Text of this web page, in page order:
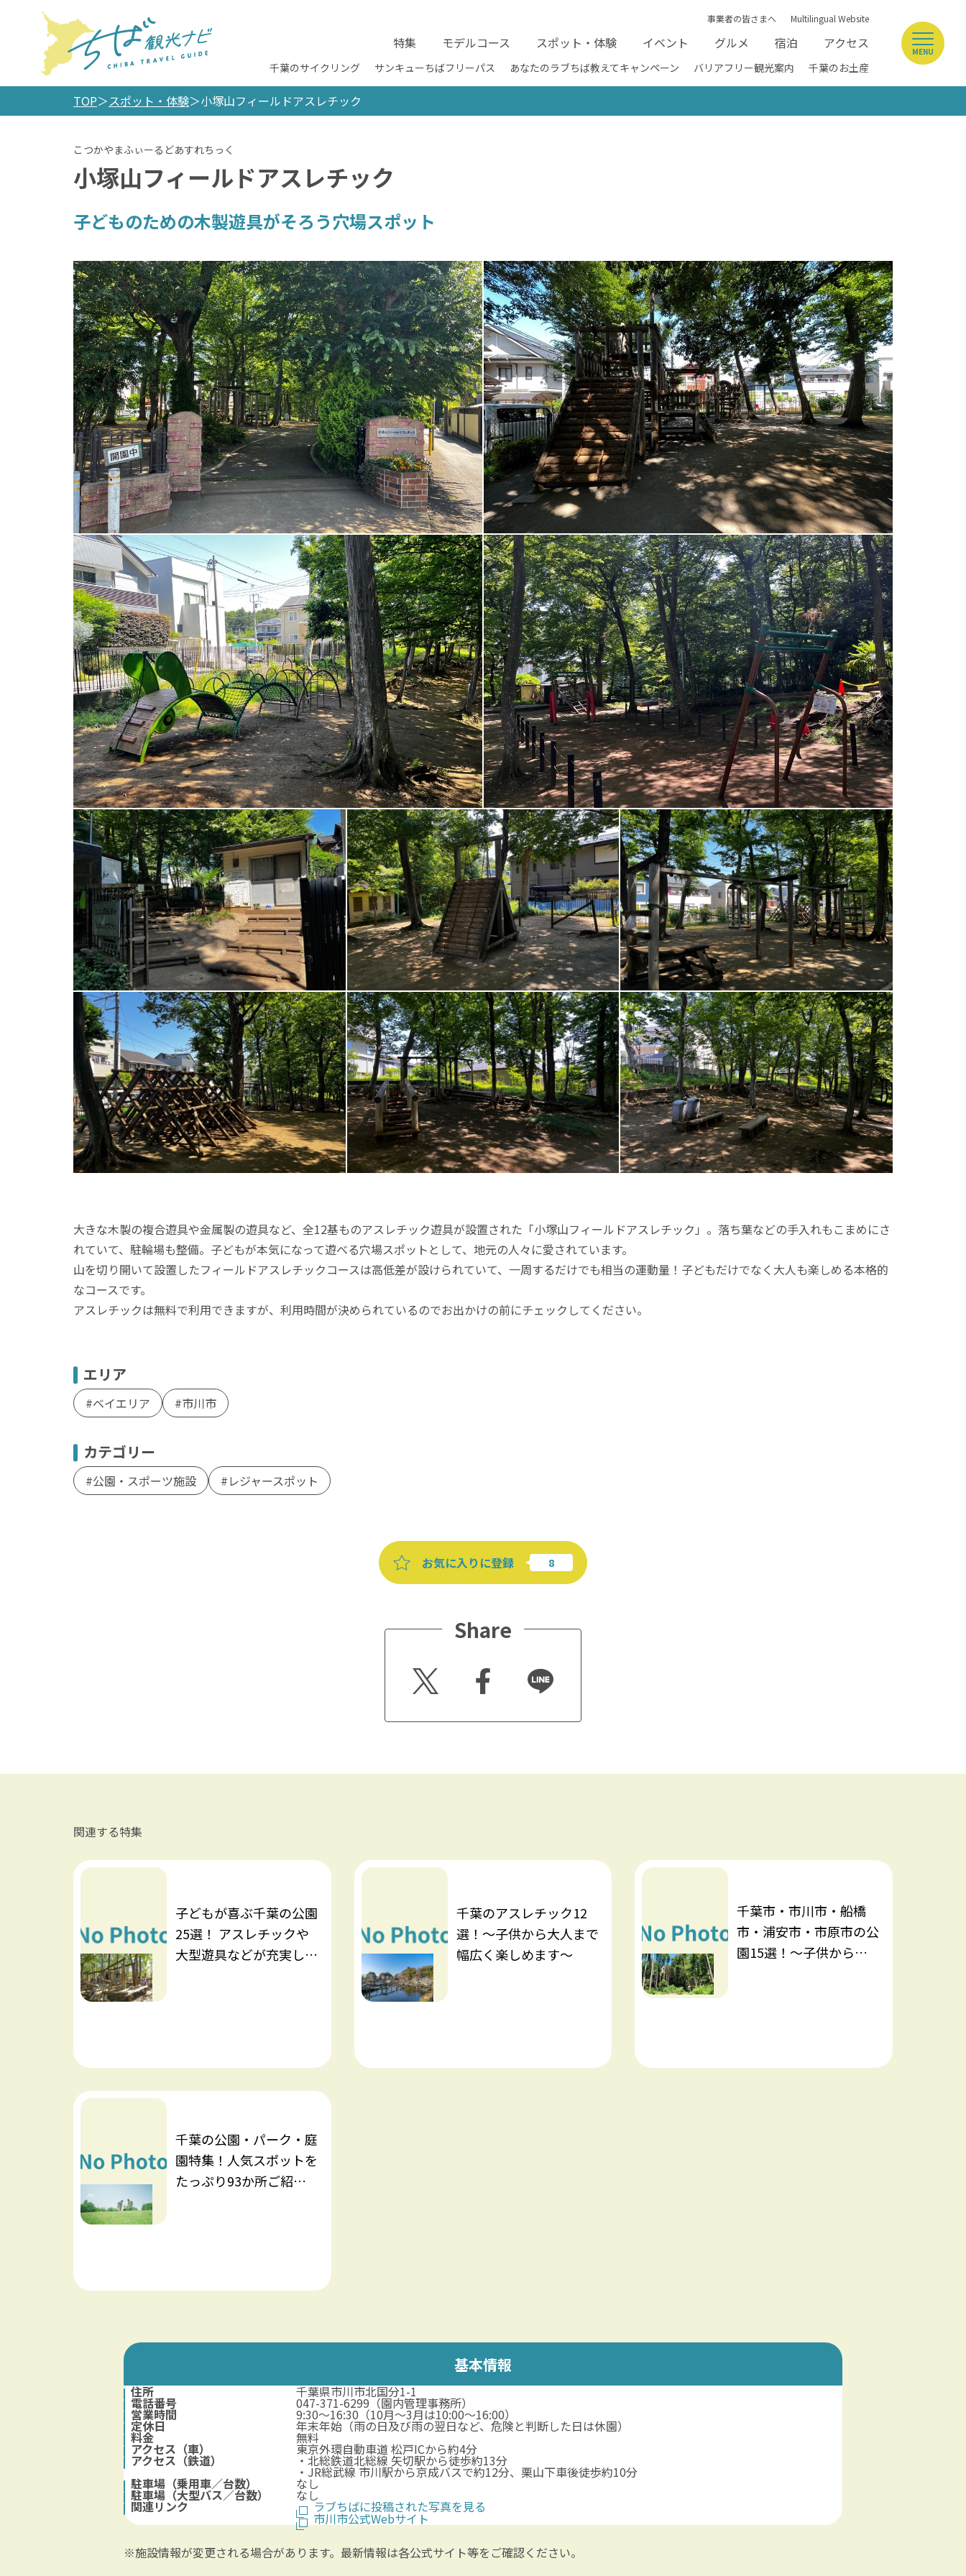
事業者の皆さまへ Multilingual Website
特集 モデルコース スポット・体験 イベント グルメ 宿泊 アクセス
千葉のサイクリング サンキューちばフリーパス あなたのラブちば教えてキャンペーン バリアフリー観光案内 千葉のお土産
MENU
TOP スポット・体験 小塚山フィールドアスレチック
小塚山フィールドアスレチック
子どものための木製遊具がそろう穴場スポット
大きな木製の複合遊具や金属製の遊具など、全12基ものアスレチック遊具が設置された「小塚山フィールドアスレチック」。落ち葉などの手入れもこまめにさ
れていて、駐輪場も整備。子どもが本気になって遊べる穴場スポットとして、地元の人々に愛されています。
山を切り開いて設置したフィールドアスレチックコースは高低差が設けられていて、一周するだけでも相当の運動量！子どもだけでなく大人も楽しめる本格的
なコースです。
アスレチックは無料で利用できますが、利用時間が決められているのでお出かけの前にチェックしてください。
エリア
ベイエリア 市川市
カテゴリー
公園・スポーツ施設 レジャースポット
お気に入りに登録
Share
Twitt
er
Faceb
ook
Line
関連する特集
子どもが喜ぶ千葉の公園
25選！ アスレチックや
大型遊具などが充実した
千葉のアスレチック12
選！～子供から大人まで
幅広く楽しめます～
千葉市・市川市・船橋
市・浦安市・市原市の公
園15選！～子供から大
千葉の公園・パーク・庭
園特集！人気スポットを
たっぷり93か所ご紹介
基本情報
住所 千葉県市川市北国分1-1
電話番号 047-371-6299（園内管理事務所）
営業時間 9:30～16:30（10月～3月は10:00～16:00）
定休日 年末年始（雨の日及び雨の翌日など、危険と判断した日は休園）
料金 無料
アクセス（車） 東京外環自動車道 松戸ICから約4分
アクセス（鉄道） ・北総鉄道北総線 矢切駅から徒歩約13分
・JR総武線 市川駅から京成バスで約12分、栗山下車後徒歩約10分
駐車場（乗用車／台数） なし
駐車場（大型バス／台数） なし
関連リンク ラブちばに投稿された写真を見る
市川市公式Webサイト
※施設情報が変更される場合があります。最新情報は各公式サイト等をご確認ください。